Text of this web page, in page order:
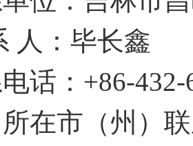
人：毕长鑫
话： +86-432-
在市（州）